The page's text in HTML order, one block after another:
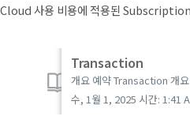
Cloud 사용 비용에 적용된 Subscription
Transaction
수, 1월 1, 2025 시간: 1:41